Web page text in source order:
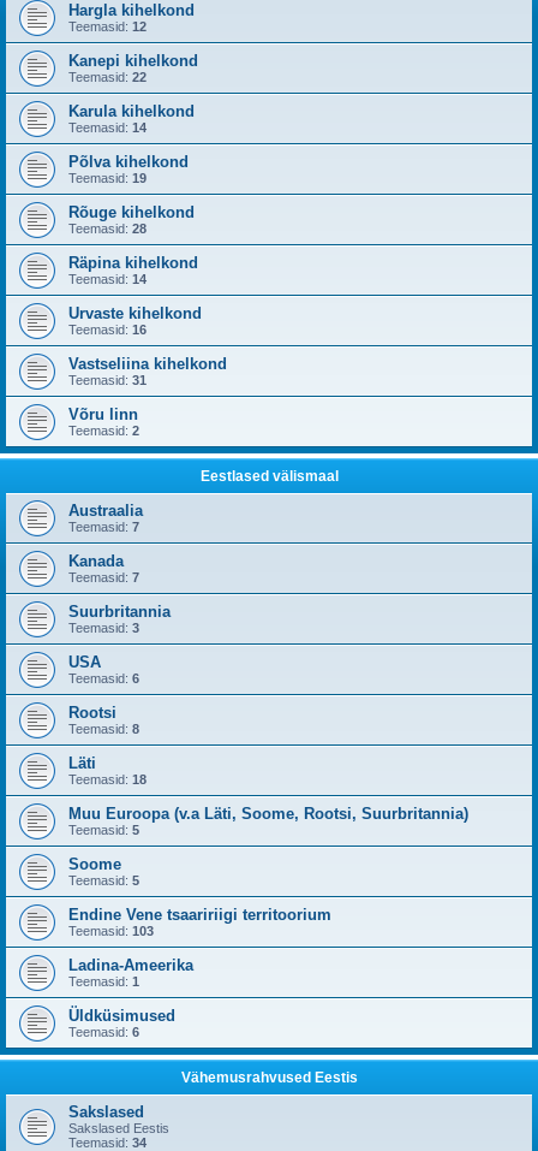
Hargla kihelkond
Teemasid: 12
Kanepi kihelkond
Teemasid: 22
Karula kihelkond
Teemasid: 14
Põlva kihelkond
Teemasid: 19
Rõuge kihelkond
Teemasid: 28
Räpina kihelkond
Teemasid: 14
Urvaste kihelkond
Teemasid: 16
Vastseliina kihelkond
Teemasid: 31
Võru linn
Teemasid: 2
Eestlased välismaal
Austraalia
Teemasid: 7
Kanada
Teemasid: 7
Suurbritannia
Teemasid: 3
USA
Teemasid: 6
Rootsi
Teemasid: 8
Läti
Teemasid: 18
Muu Euroopa (v.a Läti, Soome, Rootsi, Suurbritannia)
Teemasid: 5
Soome
Teemasid: 5
Endine Vene tsaaririigi territoorium
Teemasid: 103
Ladina-Ameerika
Teemasid: 1
Üldküsimused
Teemasid: 6
Vähemusrahvused Eestis
Sakslased
Sakslased Eestis
Teemasid: 34